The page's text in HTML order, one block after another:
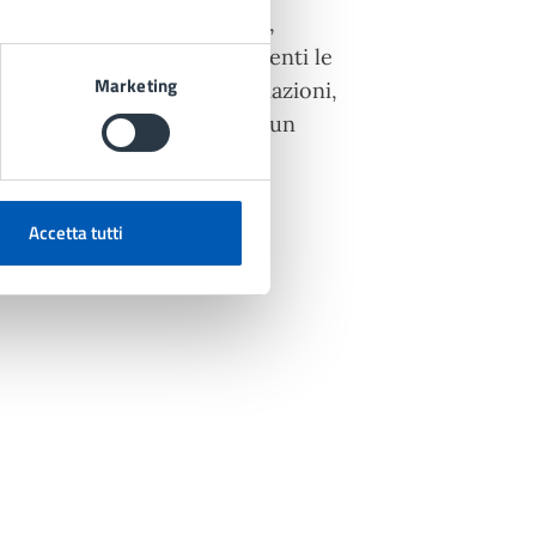
Marketing
Accetta tutti
in attività di supporto,
Saranno infatti presenti le
chiunque desideri informazioni,
favorendo così un
a tutta la cittadinanza.